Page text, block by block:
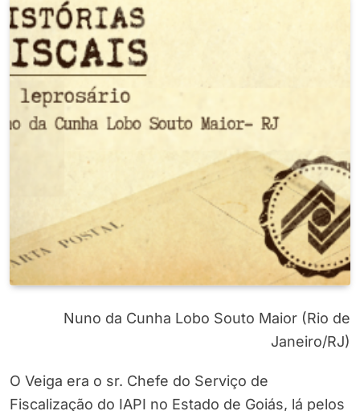
Nuno da Cunha Lobo Souto Maior (Rio de
Janeiro/RJ)
O Veiga era o sr. Chefe do Serviço de
Fiscalização do IAPI no Estado de Goiás, lá pelos